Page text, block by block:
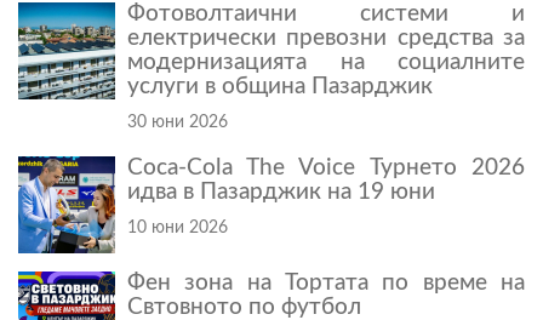
Фотоволтаични системи и
електрически превозни средства за
модернизацията на социалните
услуги в община Пазарджик
30 юни 2026
Coca-Cola The Voice Турнето 2026
идва в Пазарджик на 19 юни
10 юни 2026
Фен зона на Тортата по време на
Свтовното по футбол